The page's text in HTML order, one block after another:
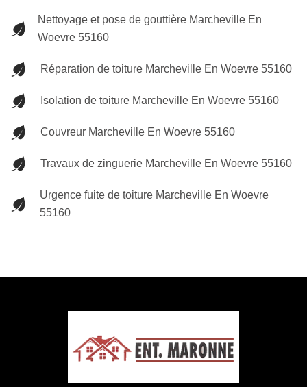
Nettoyage et pose de gouttière Marcheville En
Woevre 55160
Réparation de toiture Marcheville En Woevre 55160
Isolation de toiture Marcheville En Woevre 55160
Couvreur Marcheville En Woevre 55160
Travaux de zinguerie Marcheville En Woevre 55160
Urgence fuite de toiture Marcheville En Woevre
55160